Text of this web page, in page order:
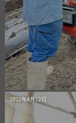
2022年4月12日